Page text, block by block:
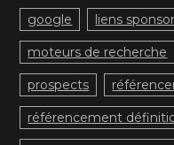
google liens
moteurs de recherche
prospects
référencement